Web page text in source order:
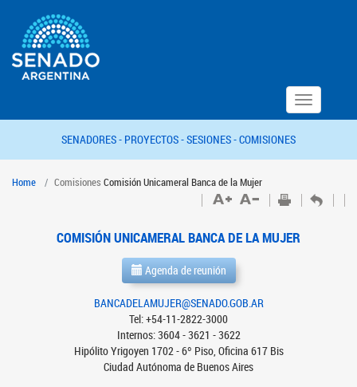
Toggle
navigation
SENADORES - PROYECTOS -SESIONES -COMISIONES
Home Comisiones Comisión Unicameral Banca de la Mujer
COMISIÓN UNICAMERAL BANCA DE LA MUJER
Agenda de reunión
BANCADELAMUJER@SENADO.GOB.AR
Tel: +54-11-2822-3000
Internos: 3604 - 3621 - 3622
Hipólito Yrigoyen 1702 - 6º Piso, Oficina 617 Bis
Ciudad Autónoma de Buenos Aires